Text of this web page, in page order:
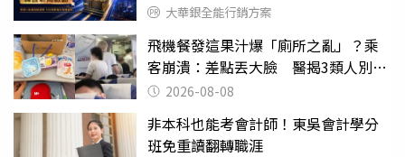
大華銀全能行銷方案
飛機餐發這果汁爆「廁所之亂」？乘
客崩潰：差點丟大臉 醫揭3類人別亂
喝 2026-08-08
非本科也能考會計師！東吳會計學分
班免重讀翻轉職涯